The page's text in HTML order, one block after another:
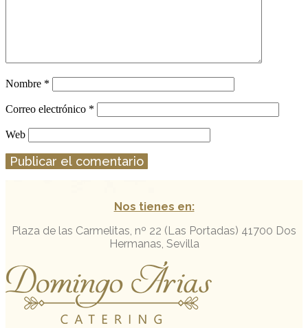
Nombre *
Correo electrónico *
Web
Nos tienes en:
Plaza de las Carmelitas, nº 22 (Las Portadas) 41700 Dos
Hermanas, Sevilla